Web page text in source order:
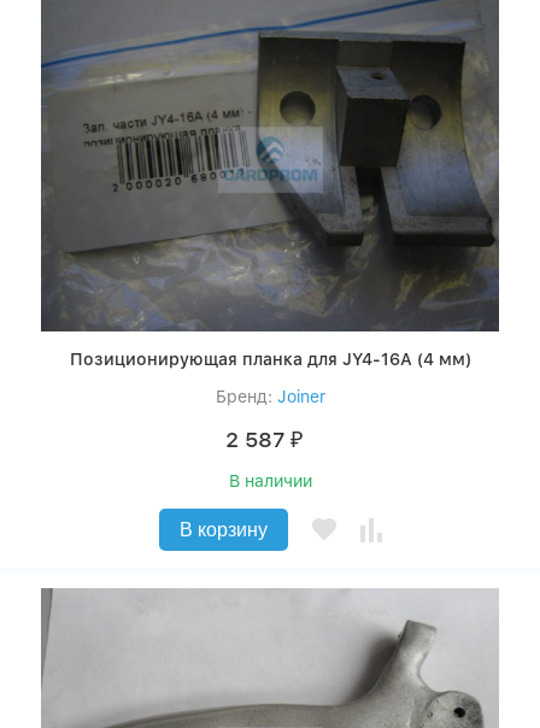
Позиционирующая планка для JY4-16А (4 мм)
Бренд: Joiner
2 587 ₽
В наличии
В корзину